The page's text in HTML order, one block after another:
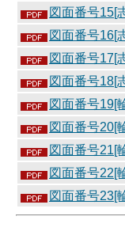
図面番号15[
図面番号16[
図面番号17[
図面番号18[
図面番号19[
図面番号20[
図面番号21[
図面番号22[
図面番号23[